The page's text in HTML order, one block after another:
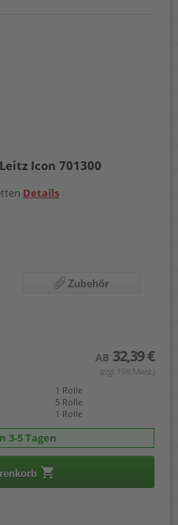
Icon 701300
Details
Zubehör
AB 32,39 €
(zzgl. 19% Mwst.)
1 Rolle
5 Rolle
1 Rolle
3-5 Tagen